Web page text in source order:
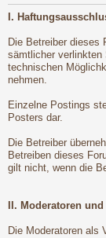
I.
Die Betreiber dieses
sämtlicher verlinkten
technischen
nehmen.
Einzelne Postings
Posters dar.
Die Betreiber
Betreiben dieses
gilt nicht, wenn die
II. Moderatoren
Die Moderatoren als